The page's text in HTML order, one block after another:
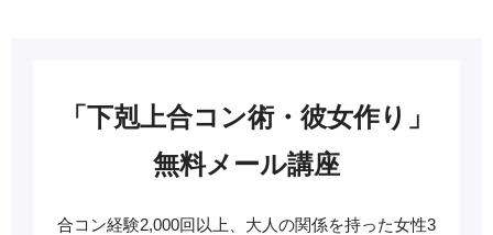
「下剋上合コン術・彼女作り」
無料メール講座
合コン経験2,000回以上、大人の関係を持った女性3